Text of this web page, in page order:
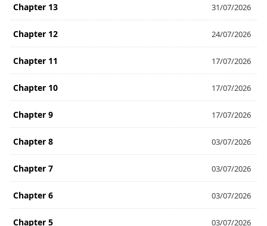
Chapter 13 31/07/2026
Chapter 12 24/07/2026
Chapter 11 17/07/2026
Chapter 10 17/07/2026
Chapter 9 17/07/2026
Chapter 8 03/07/2026
Chapter 7 03/07/2026
Chapter 6 03/07/2026
Chapter 5 03/07/2026